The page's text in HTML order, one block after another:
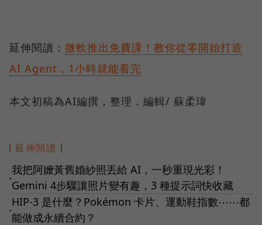
延伸閱讀： 微軟推出免費課！教你從零開始打造
AI Agent，1小時就能看完
本文初稿為AI編撰，整理．編輯/ 蘇柔瑋
延伸閱讀
●
我把阿嬤黃舊婚紗照丟給 AI，一秒重現光彩！
Gemini 4步驟讓照片變有趣，3 種提示詞快收藏
●
HIP-3 是什麼？Pokémon 卡片、運動鞋指數⋯⋯都
能做成永續合約？